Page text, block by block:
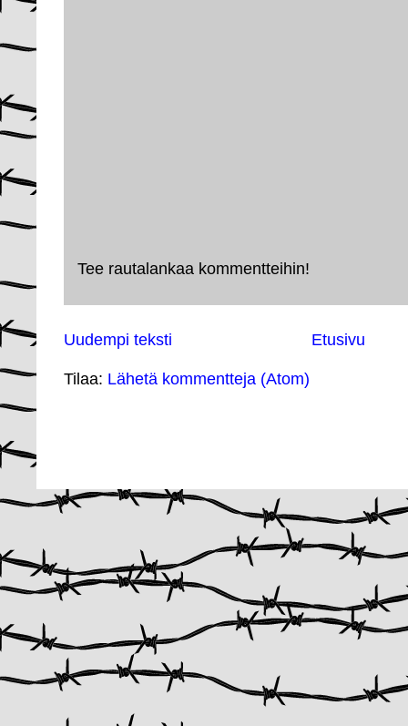
Tee rautalankaa kommentteihin!
Uudempi teksti Etusivu
Tilaa: Lähetä kommentteja (Atom)